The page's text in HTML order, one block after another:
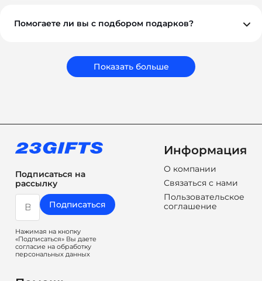
Помогаете ли вы с подбором подарков?
сувениры, а решения, которые работают на ваш
Показать больше
Подписаться на
рассылку
Подписаться
Нажимая на кнопку
«Подписаться» Вы даете
согласие на обработку
персональных данных
Информация
О компании
Связаться с нами
Пользовательское
соглашение